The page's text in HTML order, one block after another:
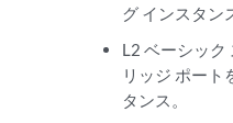
グ インスタン
L2 ベーシック
リッジ ポート
タンス。